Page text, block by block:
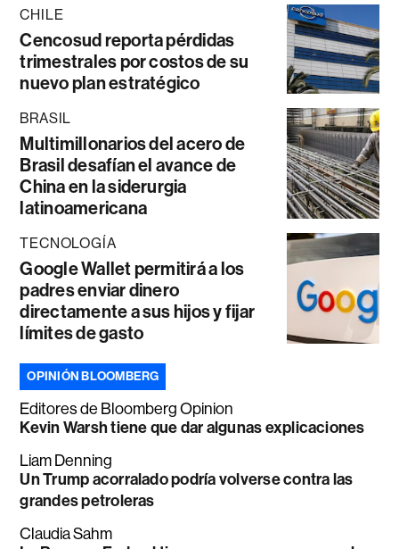
CHILE
Cencosud reporta pérdidas
trimestrales por costos de su
nuevo plan estratégico
BRASIL
Multimillonarios del acero de
Brasil desafían el avance de
China en la siderurgia
latinoamericana
TECNOLOGÍA
Google Wallet permitirá a los
padres enviar dinero
directamente a sus hijos y fijar
límites de gasto
OPINIÓN BLOOMBERG
Editores de Bloomberg Opinion
Kevin Warsh tiene que dar algunas explicaciones
Liam Denning
Un Trump acorralado podría volverse contra las
grandes petroleras
Claudia Sahm